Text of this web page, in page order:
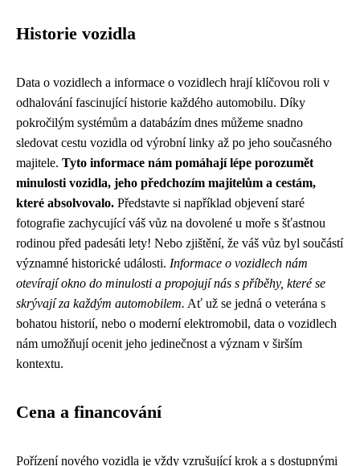
Historie vozidla
Data o vozidlech a informace o vozidlech hrají klíčovou roli v
odhalování fascinující historie každého automobilu. Díky
pokročilým systémům a databázím dnes můžeme snadno
sledovat cestu vozidla od výrobní linky až po jeho současného
majitele. Tyto informace nám pomáhají lépe porozumět
minulosti vozidla, jeho předchozím majitelům a cestám,
které absolvovalo. Představte si například objevení staré
fotografie zachycující váš vůz na dovolené u moře s šťastnou
rodinou před padesáti lety! Nebo zjištění, že váš vůz byl součástí
významné historické události. Informace o vozidlech nám
otevírají okno do minulosti a propojují nás s příběhy, které se
skrývají za každým automobilem. Ať už se jedná o veterána s
bohatou historií, nebo o moderní elektromobil, data o vozidlech
nám umožňují ocenit jeho jedinečnost a význam v širším
kontextu.
Cena a financování
Pořízení nového vozidla je vždy vzrušující krok a s dostupnými